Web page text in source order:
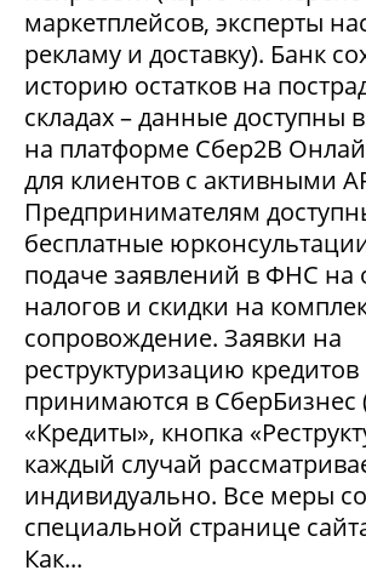
маркетплейсов, эксперты
рекламу и доставку). Банк
историю остатков на
складах – данные доступны
на платформе Сбер2В
для клиентов с активными
Предпринимателям
бесплатные
подаче заявлений в ФНС на
налогов и скидки на
сопровождение. Заявки на
реструктуризацию кредитов
принимаются в СберБизнес
«Кредиты», кнопка
каждый случай
индивидуально. Все меры
специальной странице
Как...